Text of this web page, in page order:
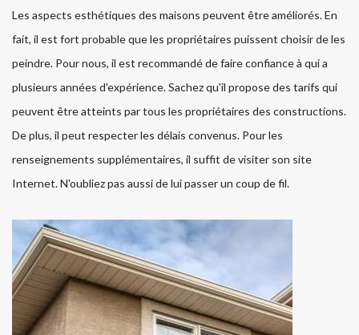
Les aspects esthétiques des maisons peuvent être améliorés. En
fait, il est fort probable que les propriétaires puissent choisir de les
peindre. Pour nous, il est recommandé de faire confiance à qui a
plusieurs années d'expérience. Sachez qu'il propose des tarifs qui
peuvent être atteints par tous les propriétaires des constructions.
De plus, il peut respecter les délais convenus. Pour les
renseignements supplémentaires, il suffit de visiter son site
Internet. N'oubliez pas aussi de lui passer un coup de fil.